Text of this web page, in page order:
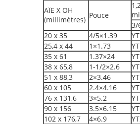
AÏE X OH
(millimètres) Pouce
3/
20 x 35
4/5×1.39
25,4 x 44
1×1.73
35 x 61
1.37×24
38 x 65,8
1-1/2×2.6
51 x 88,3
2×3.46
60 x 105
2.4×4.16
76 x 131,6
3×5.2
90 x 156
3.5×6.15
102 x 176,7
4×6.9